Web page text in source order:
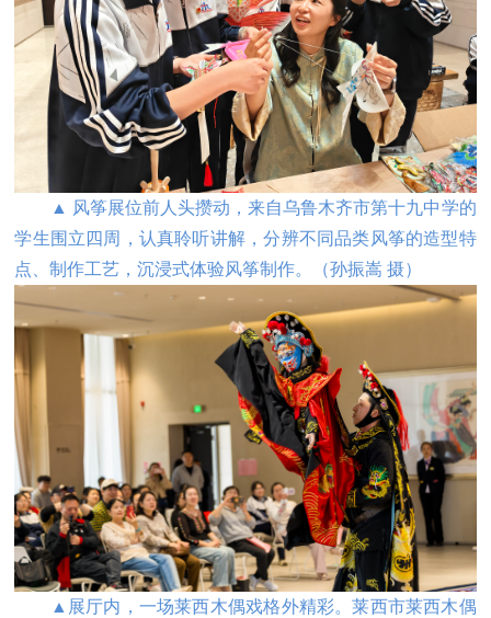
▲ 风筝展位前人头攒动，来自乌鲁木齐市第十九中学的
学生围立四周，认真聆听讲解，分辨不同品类风筝的造型特
点、制作工艺，沉浸式体验风筝制作。（孙振嵩 摄）
▲展厅内，一场莱西木偶戏格外精彩。莱西市莱西木偶